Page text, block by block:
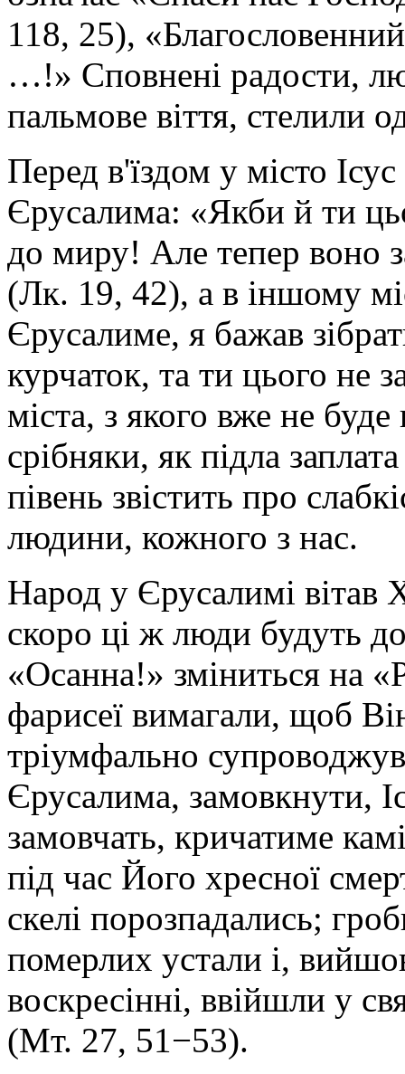
118, 25),
…!» Сповнені радости,
пальмове віття, стелили
Перед в'їздом у місто
Єрусалима: «Якби й ти
до миру! Але тепер воно
(Лк. 19, 42), а в іншому
Єрусалиме, я бажав
курчаток, та ти цього не
міста, з якого вже не
срібняки, як підла
півень звістить про
людини, кожного з нас.
Народ у Єрусалимі вітав
скоро ці ж люди будуть
«Осанна!» зміниться на
фарисеї вимагали, щоб
тріумфально
Єрусалима, замовкнути,
замовчать, кричатиме
під час Його хресної
скелі порозпадались;
померлих устали і,
воскресінні, ввійшли у
(Мт. 27, 51−53).